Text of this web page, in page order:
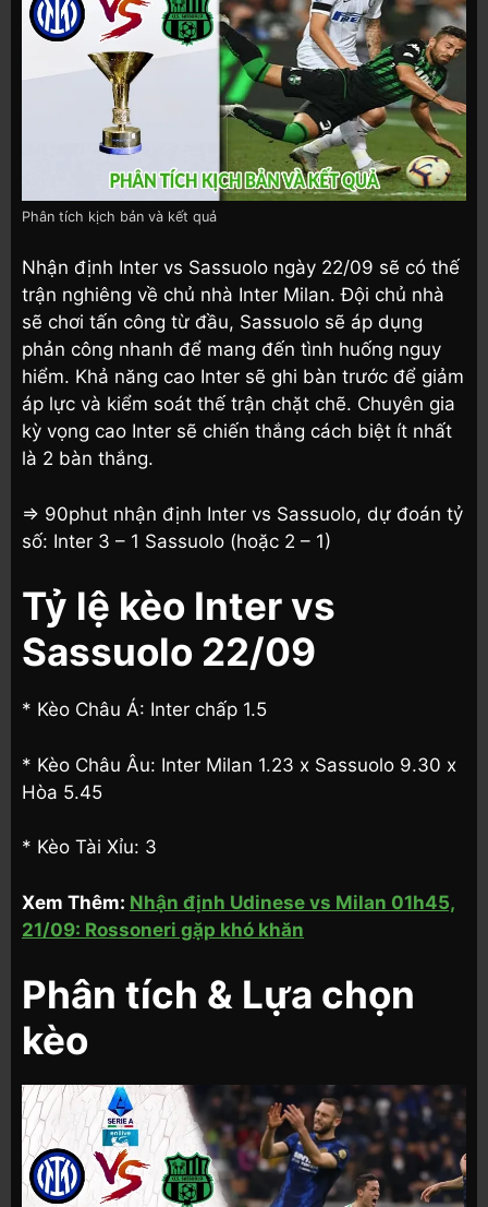
Phân tích kịch bản và kết quả
Nhận định Inter vs Sassuolo ngày 22/09 sẽ có thế
trận nghiêng về chủ nhà Inter Milan. Đội chủ nhà
sẽ chơi tấn công từ đầu, Sassuolo sẽ áp dụng
phản công nhanh để mang đến tình huống nguy
hiểm. Khả năng cao Inter sẽ ghi bàn trước để giảm
áp lực và kiểm soát thế trận chặt chẽ. Chuyên gia
kỳ vọng cao Inter sẽ chiến thắng cách biệt ít nhất
là 2 bàn thắng.
=> 90phut nhận định Inter vs Sassuolo, dự đoán tỷ
số: Inter 3 – 1 Sassuolo (hoặc 2 – 1)
Tỷ lệ kèo Inter vs
Sassuolo 22/09
* Kèo Châu Á: Inter chấp 1.5
* Kèo Châu Âu: Inter Milan 1.23 x Sassuolo 9.30 x
Hòa 5.45
* Kèo Tài Xỉu: 3
Xem Thêm: Nhận định Udinese vs Milan 01h45,
21/09: Rossoneri gặp khó khăn
Phân tích & Lựa chọn
kèo